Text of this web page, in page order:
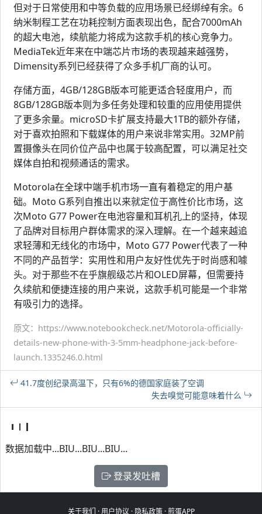
但对于日常使用和中等负载的应用场景已经绑绰有余。6
纳米制程工艺在功耗控制方面表现出色，配合7000mAh
的超大电池，续航能力将成为这款手机的核心竞争力。
MediaTek近年来在中端芯片市场的表现越来越强势，
Dimensity系列已经获得了众多手机厂商的认可。
存储方面，4GB/128GB版本可能更适合轻度用户，而
8GB/128GB版本则为多任务处理和较重的应用使用提供
了更多余量。microSD卡扩展支持最大1TB的额外存储，
对于喜欢拍照和下载媒体的用户来说非常实用。32MP前
置摄像头在同价位产品中也属于较高配置，可以满足社交
媒体自拍和视频通话的需求。
Motorola在全球中端手机市场一直有着稳定的用户基
础。Moto G系列自推出以来就定位于高性价比市场，这
次Moto G77 Power在电池容量和耳机孔上的坚持，体现
了品牌对目标用户群体需求的深入理解。在一个越来越追
求轻薄和无线化的市场中，Moto G77 Power代表了一种
不同的产品哲学：实用性和用户友好性优先于时尚感和噱
头。对于那些不在乎旗舰级芯片和OLED屏幕，但需要持
久续航和便捷连接的用户来说，这款手机可能是一个非常
有吸引力的选择。
原文：https://www.notebookcheck.net/Motorola-officially-
details-new-phone-with-3-5mm-headphone-jack-before-
launch.1335246.0.html
41.7度创纪录高温下，只有6%的德国家庭装了空调
失去嗅觉可能意味着什么
数据加载中...BIU...BIU...BIU...
登录发吐槽
关于我们 ·用户协议 · 隐私政策·煎蛋APP